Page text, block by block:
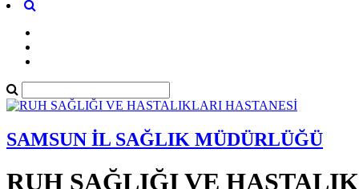
SAMSUN İL SAĞLIK MÜDÜRLÜĞÜ
RUH SAĞLIĞI VE